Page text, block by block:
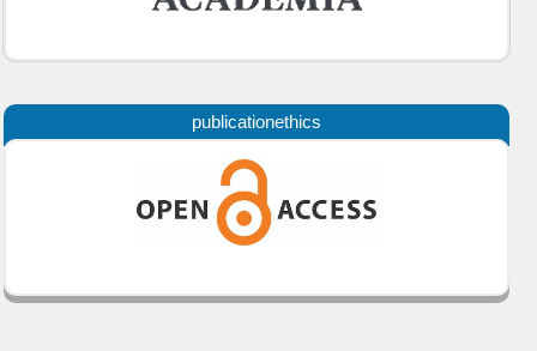
publicationethics